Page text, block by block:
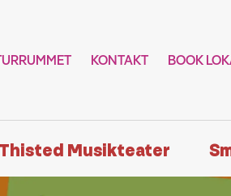
KONTAKT BOOK
Thisted Musikteater